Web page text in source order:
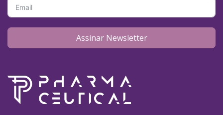
Assinar Newsletter